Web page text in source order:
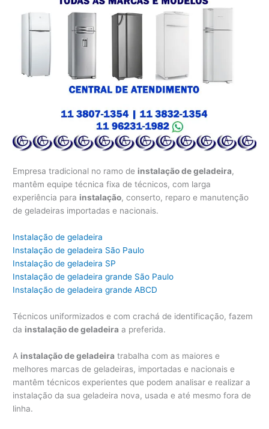
Empresa tradicional no ramo de instalação de geladeira,
mantêm equipe técnica fixa de técnicos, com larga
experiência para instalação, conserto, reparo e manutenção
de geladeiras importadas e nacionais.
Instalação de geladeira
Instalação de geladeira São Paulo
Instalação de geladeira SP
Instalação de geladeira grande São Paulo
Instalação de geladeira grande ABCD
Técnicos uniformizados e com crachá de identificação, fazem
da instalação de geladeira a preferida.
A instalação de geladeira trabalha com as maiores e
melhores marcas de geladeiras, importadas e nacionais e
mantêm técnicos experientes que podem analisar e realizar a
instalação da sua geladeira nova, usada e até mesmo fora de
linha.